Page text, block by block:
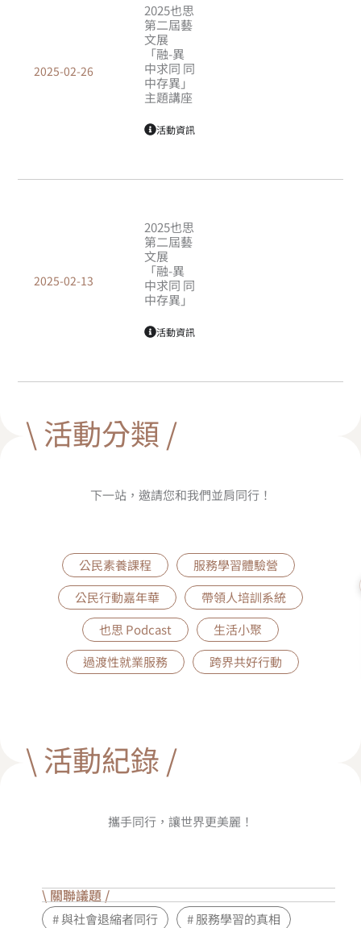
2025-02-26
2025也思
第二屆藝
文展
「融-異
中求同 同
中存異」
主題講座
活動資訊
2025-02-13
2025也思
第二屆藝
文展
「融-異
中求同 同
中存異」
活動資訊
\ 活動分類 /
下一站，邀請您和我們並肩同行！
公民素養課程
服務學習體驗營
公民行動嘉年華
帶領人培訓系統
也思 Podcast
生活小聚
過渡性就業服務
跨界共好行動
\ 活動紀錄 /
攜手同行，讓世界更美麗！
\ 關聯議題 /
# 與社會退縮者同行 # 服務學習的真相